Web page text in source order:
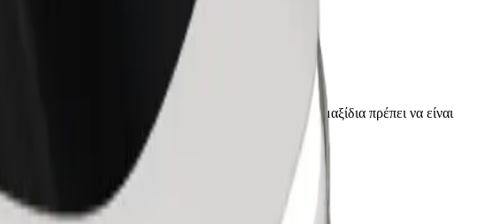
τον οδηγό πριν την παραλαβή. Τα αναπηρικά αμαξίδια πρέπει να είναι